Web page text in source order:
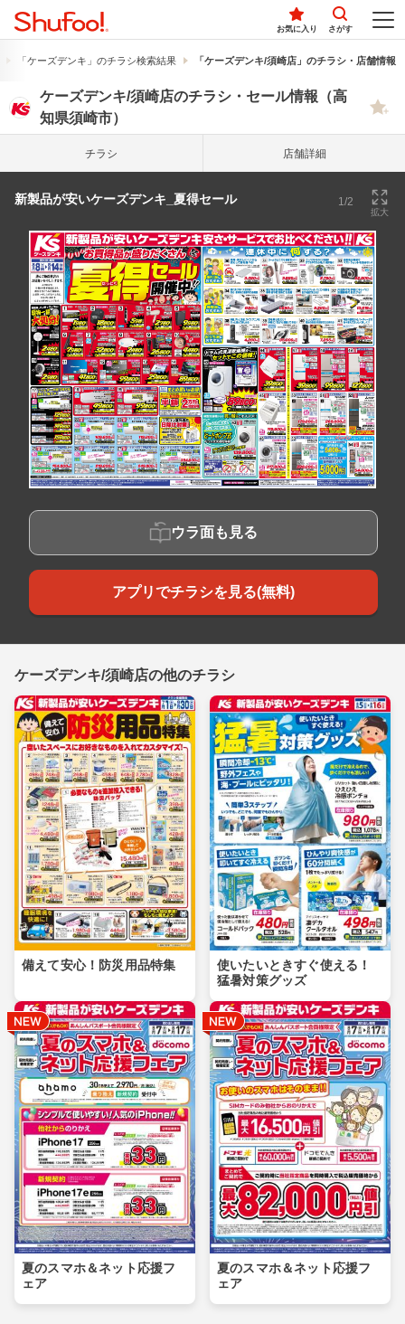
お気に入り さがす
「ケーズデンキ」のチラシ検索結果 「ケーズデンキ/須崎店」のチラシ・店舗情報
ケーズデンキ/須崎店のチラシ・セール情報（高
知県須崎市）
チラシ 店舗詳細
新製品が安いケーズデンキ_夏得セール 1/2
拡大
ウラ面も見る
アプリでチラシを見る(無料)
ケーズデンキ/須崎店の他のチラシ
備えて安心！防災用品特集
使いたいときすぐ使える！
猛暑対策グッズ
夏のスマホ＆ネット応援フ
ェア
夏のスマホ＆ネット応援フ
ェア